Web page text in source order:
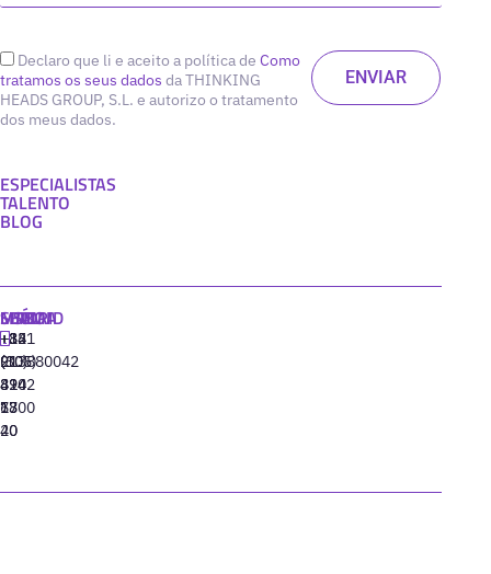
Declaro que li e aceito a política de Como
tratamos os seus dados da THINKING
HEADS GROUP, S.L. e autorizo o tratamento
dos meus dados.
ESPECIALISTAS
TALENTO
BLOG
MADRID
+34
91
310
77
40
MIAMI
+1
(305)
424
13
20
SEÚL
+82
(10)
8942
6800
LISBOA
‪+351
213880042